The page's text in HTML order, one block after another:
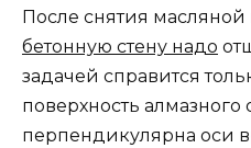
После снятия
бетонную стену надо
задачей справится
поверхность
перпендикулярна оси